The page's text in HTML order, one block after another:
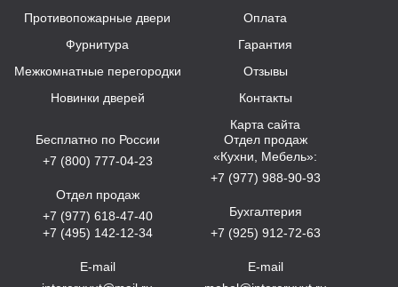
Противопожарные двери
Фурнитура
Межкомнатные перегородки
Новинки дверей
Оплата
Гарантия
Отзывы
Контакты
Карта сайта
Бесплатно по России
+7 (800) 777-04-23
Отдел продаж
+7 (977) 618-47-40
+7 (495) 142-12-34
E-mail
Отдел продаж
«Кухни, Мебель»:
+7 (977) 988-90-93
Бухгалтерия
+7 (925) 912-72-63
E-mail